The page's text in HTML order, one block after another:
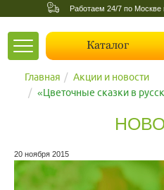
Работаем 24/7 по Москве
Toggle
navigation
Каталог
Главная
Акции и новости
«Цветочные сказки в
20 ноября 2015